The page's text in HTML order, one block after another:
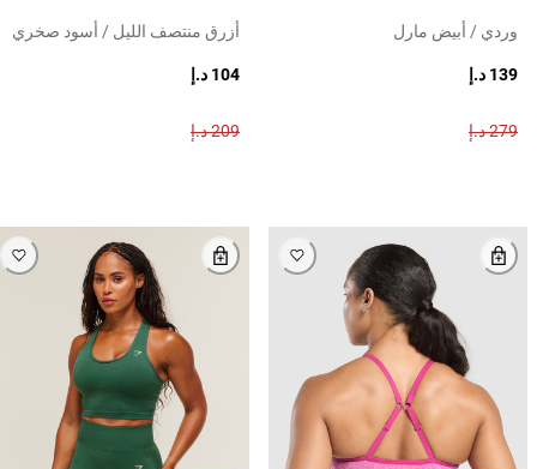
وردي / أبيض مارل
139 د.إ
279 د.إ
أزرق منتصف الليل / أسود صخري
104 د.إ
209 د.إ